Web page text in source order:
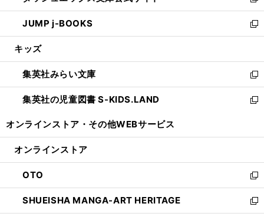
ウ
で
開
ン
ド
ウ
開
く
ウ
ィ
ン
ウ
で
開
く
し
い
ウ
ン
ド
ウ
で
JUMP j-BOOKS
新
し
ウ
ィ
ン
ド
開
キッズ
集英社みらい文庫
新
し
い
ン
ウ
で
開
く
集英社の児童図書 S-KIDS.LAND
新
ウ
ン
ド
ウ
で
開
オンラインストア・ その他WEBサービス
オンラインストア
OTO
新
し
い
ウ
SHUEISHA MANGA-ART HERITAGE
新
し